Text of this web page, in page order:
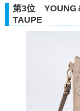
第3位 YOUNG
TAUPE